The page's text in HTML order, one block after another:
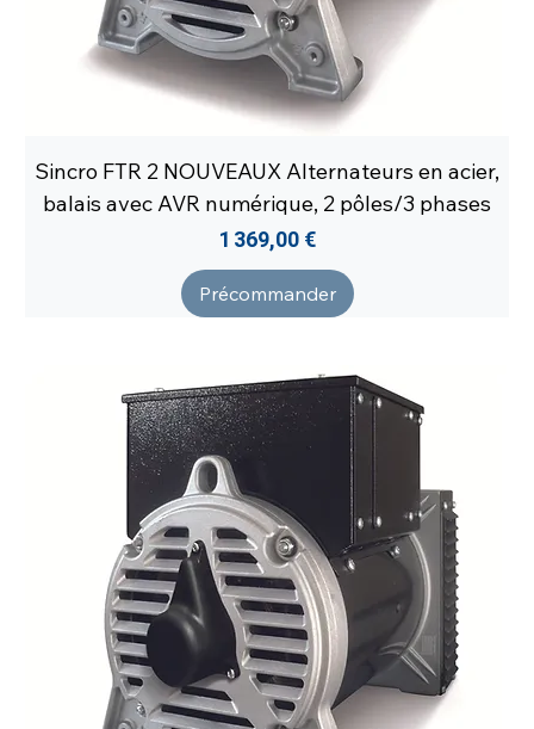
Sincro FTR 2 NOUVEAUX Alternateurs en acier,
balais avec AVR numérique, 2 pôles/3 phases
Prix
1 369,00 €
Précommander